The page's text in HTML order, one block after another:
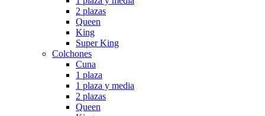
2 plazas
Queen
King
Super King
Colchones
Cuna
1 plaza
1 plaza y media
2 plazas
Queen